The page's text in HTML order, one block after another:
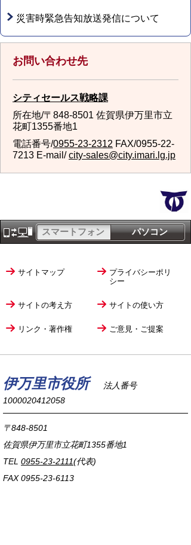
災害時緊急告知放送発信について
お問い合わせ先
シティセールス戦略課
所在地/〒848-8501 佐賀県伊万里市立
花町1355番地1
電話番号/0955-23-2312 FAX/0955-22-
7213 E-mail/city-sales@city.imari.lg.jp
パソコン
スマートフォン
サイトマップ
プライバシーポリ
シー
サイトの考え方 サイトの使い方
リンク・著作権 ご意見・ご提案
伊万里市役所
法人番号
1000020412058
〒848-8501
佐賀県伊万里市立花町1355番地1
TEL 0955-23-2111(代表)
FAX 0955-23-6113